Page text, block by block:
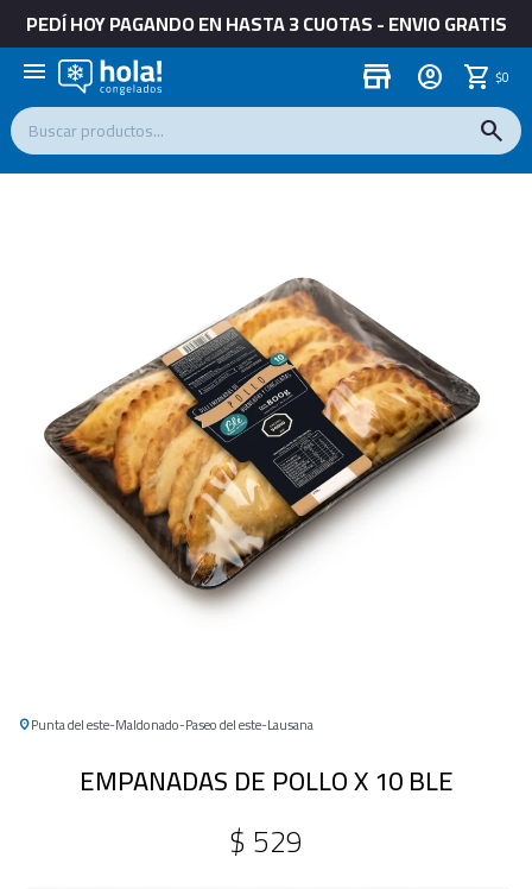
PEDÍ HOY PAGANDO EN HASTA 3 CUOTAS - ENVIO GRATIS
menu store $0
Punta del este Maldonado Paseo del este Lausana
EMPANADAS DE POLLO X 10 BLE
$529